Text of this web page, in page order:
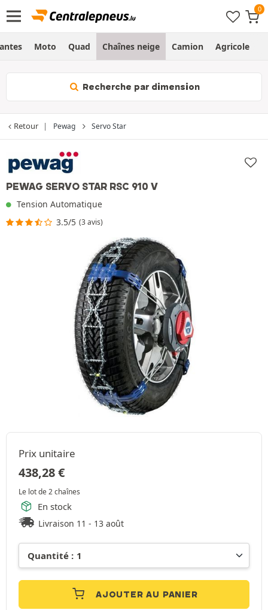
Moto Quad Chaînes neige Camion Agricole
Recherche par dimension
Retour Pewag Servo Star
PEWAG SERVO STAR RSC 910 V
Tension Automatique
3.5/5 (3 avis)
Prix unitaire
438,28€
Le lot de 2 chaînes
En stock
Livraison 11 - 13 août
AJOUTER AU PANIER